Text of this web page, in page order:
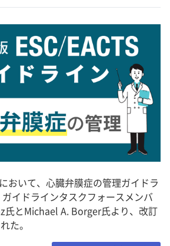
おいて、心臓弁膜症の管理ガイドラ
ガイドラインタスクフォースメンバ
氏とMichael A. Borger氏より、改訂
た。